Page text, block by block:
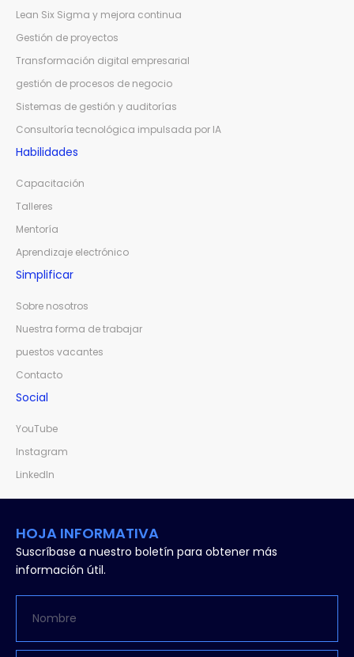
Lean Six Sigma y mejora continua
Gestión de proyectos
Transformación digital empresarial
gestión de procesos de negocio
Sistemas de gestión y auditorías
Consultoría tecnológica impulsada por IA
Habilidades
Capacitación
Talleres
Mentoría
Aprendizaje electrónico
Simplificar
Sobre nosotros
Nuestra forma de trabajar
puestos vacantes
Contacto
Social
YouTube
Instagram
LinkedIn
HOJA INFORMATIVA
Suscríbase a nuestro boletín para obtener más
información útil.